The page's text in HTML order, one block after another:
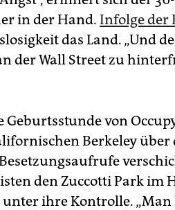
in der Hand. Infolge der
das Land. „Und
der Wall Street zu
Geburtsstunde von
Berkeley über
den Zuccotti Park im
ihre Kontrolle.